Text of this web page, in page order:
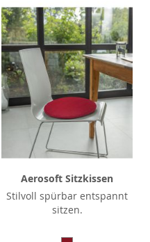
Aerosoft Sitzkissen
Stilvoll spürbar entspannt
sitzen.